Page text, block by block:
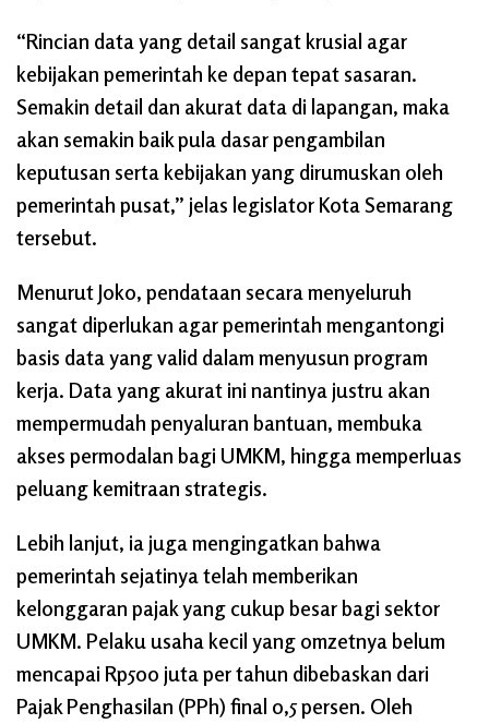
“Rincian data yang detail sangat krusial agar
kebijakan pemerintah ke depan tepat sasaran.
Semakin detail dan akurat data di lapangan, maka
akan semakin baik pula dasar pengambilan
keputusan serta kebijakan yang dirumuskan oleh
pemerintah pusat,” jelas legislator Kota Semarang
tersebut.
Menurut Joko, pendataan secara menyeluruh
sangat diperlukan agar pemerintah mengantongi
basis data yang valid dalam menyusun program
kerja. Data yang akurat ini nantinya justru akan
mempermudah penyaluran bantuan, membuka
akses permodalan bagi UMKM, hingga memperluas
peluang kemitraan strategis.
Lebih lanjut, ia juga mengingatkan bahwa
pemerintah sejatinya telah memberikan
kelonggaran pajak yang cukup besar bagi sektor
UMKM. Pelaku usaha kecil yang omzetnya belum
mencapai Rp500 juta per tahun dibebaskan dari
Pajak Penghasilan (PPh) final 0,5 persen. Oleh